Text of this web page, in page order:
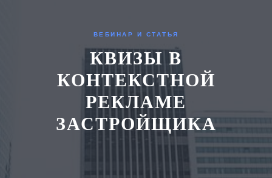
ВЕБИНАР И СТАТЬЯ
КВИЗЫ В
КОНТЕКСТНОЙ
РЕКЛАМЕ
ЗАСТРОЙЩИКА